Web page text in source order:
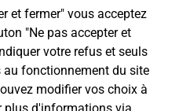
et fermer" vous acceptez
"Ne pas accepter et
votre refus et seuls
au fonctionnement du site
modifier vos choix à
de la 5G
?
utiliser mon forfait
Poste Mobile ?